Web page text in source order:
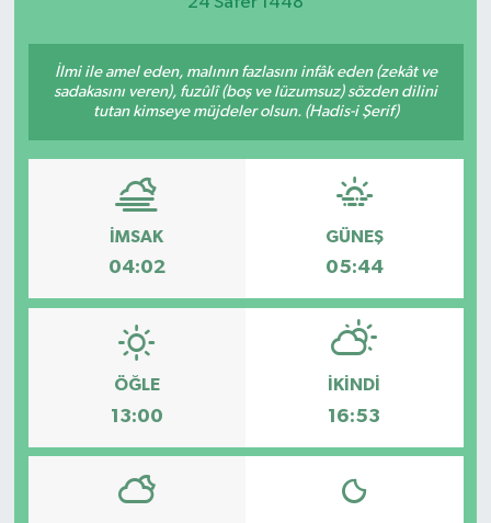
İlmi ile amel eden, malının fazlasını infâk eden (zekât ve
sadakasını veren), fuzûlî (boş ve lüzumsuz) sözden dilini
tutan kimseye müjdeler olsun. (Hadis-i Şerif)
İMSAK
04:02
GÜNEŞ
05:44
ÖĞLE
13:00
İKINDI
16:53
Haber Arşivi